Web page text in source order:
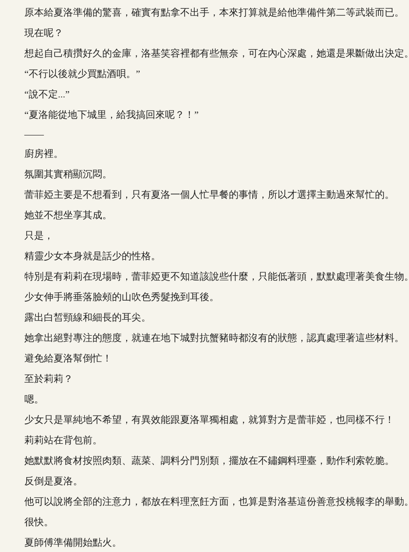
原本給夏洛準備的驚喜，確實有點拿不出手，本來打算就是給他準備件第二等武裝而已。
現在呢？
想起自己積攢好久的金庫，洛基笑容裡都有些無奈，可在內心深處，她還是果斷做出決定。
“不行以後就少買點酒唄。”
“說不定...”
“夏洛能從地下城里，給我搞回來呢？！”
——
廚房裡。
氛圍其實稍顯沉悶。
蕾菲婭主要是不想看到，只有夏洛一個人忙早餐的事情，所以才選擇主動過來幫忙的。
她並不想坐享其成。
只是，
精靈少女本身就是話少的性格。
特別是有莉莉在現場時，蕾菲婭更不知道該說些什麼，只能低著頭，默默處理著美食生物。
少女伸手將垂落臉頰的山吹色秀髮挽到耳後。
露出白皙頸線和細長的耳尖。
她拿出絕對專注的態度，就連在地下城對抗蟹豬時都沒有的狀態，認真處理著這些材料。
避免給夏洛幫倒忙！
至於莉莉？
嗯。
少女只是單純地不希望，有異效能跟夏洛單獨相處，就算對方是蕾菲婭，也同樣不行！
莉莉站在背包前。
她默默將食材按照肉類、蔬菜、調料分門別類，擺放在不鏽鋼料理臺，動作利索乾脆。
反倒是夏洛。
他可以說將全部的注意力，都放在料理烹飪方面，也算是對洛基這份善意投桃報李的舉動。
很快。
夏師傅準備開始點火。